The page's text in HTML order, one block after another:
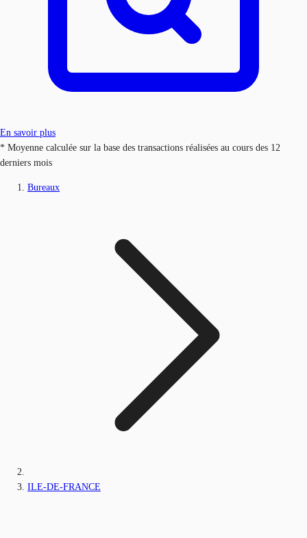
En savoir plus
* Moyenne calculée sur la base des transactions réalisées au cours des 12
derniers mois
Bureaux
ILE-DE-FRANCE